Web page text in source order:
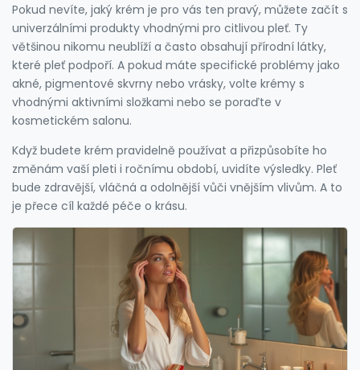
Pokud nevíte, jaký krém je pro vás ten pravý, můžete začít s
univerzálními produkty vhodnými pro citlivou pleť. Ty
většinou nikomu neublíží a často obsahují přírodní látky,
které pleť podpoří. A pokud máte specifické problémy jako
akné, pigmentové skvrny nebo vrásky, volte krémy s
vhodnými aktivními složkami nebo se poraďte v
kosmetickém salonu.
Když budete krém pravidelně používat a přizpůsobíte ho
změnám vaší pleti i ročnímu období, uvidíte výsledky. Pleť
bude zdravější, vláčná a odolnější vůči vnějším vlivům. A to
je přece cíl každé péče o krásu.